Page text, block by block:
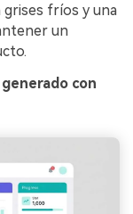
grises fríos y una
un
con